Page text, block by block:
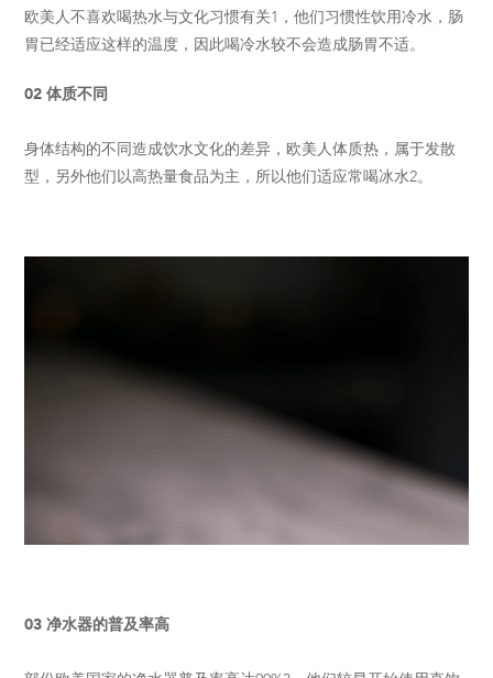
欧美人不喜欢喝热水与文化习惯有关1，他们习惯性饮用冷水，肠
胃已经适应这样的温度，因此喝冷水较不会造成肠胃不适。
02 体质不同
身体结构的不同造成饮水文化的差异，欧美人体质热，属于发散
型，另外他们以高热量食品为主，所以他们适应常喝冰水2。
03 净水器的普及率高